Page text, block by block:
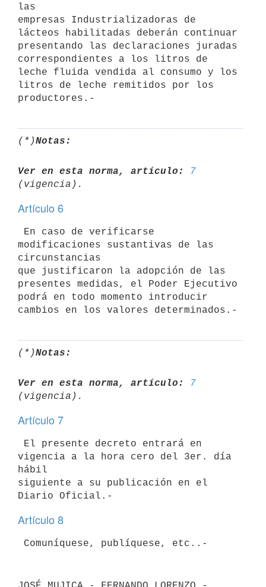
las
empresas Industrializadoras de
lácteos habilitadas deberán continuar
presentando las declaraciones juradas
correspondientes a los litros de
leche fluida vendida al consumo y los
litros de leche remitidos por los
(*)Notas:
Ver en esta norma, artículo:
7
Artículo 6
modificaciones sustantivas de las
circunstancias
que justificaron la adopción de las
presentes medidas, el Poder Ejecutivo
podrá en todo momento introducir
(*)Notas:
Ver en esta norma, artículo:
7
Artículo 7
vigencia a la hora cero del 3er. día
hábil
siguiente a su publicación en el
Artículo 8